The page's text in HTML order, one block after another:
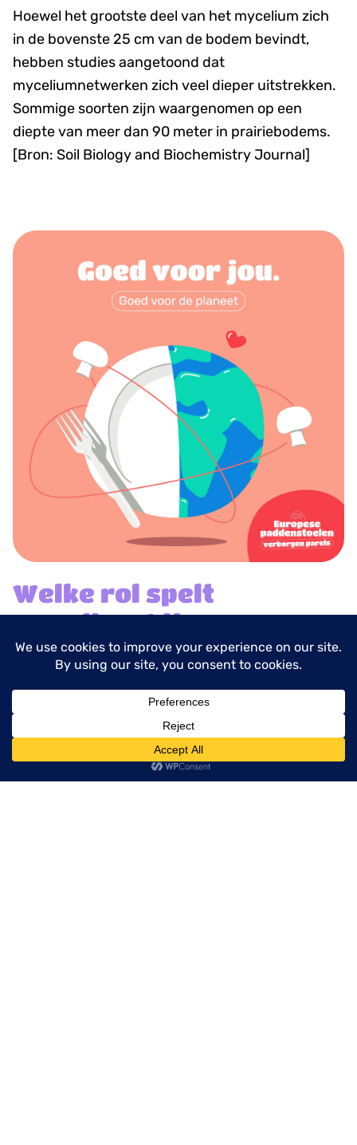
menu
Hoewel het grootste deel van het mycelium zich
in de bovenste 25 cm van de bodem bevindt,
hebben studies aangetoond dat
myceliumnetwerken zich veel dieper uitstrekken.
Sommige soorten zijn waargenomen op een
diepte van meer dan 90 meter in prairiebodems.
[Bron: Soil Biology and Biochemistry Journal]
Welke rol spelt
mycelium bij
koolstofopslag?
Myceliumnetwerken zijn cruciaal voor
wereldwijde koolstofopslag:
Ze kunnen tot 70% van de koolstof in de bodem
opslaan